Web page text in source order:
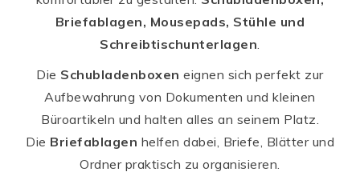
Briefablagen, Mousepads, Stühle und
Schreibtischunterlagen
Die Schubladenboxen eignen sich perfekt zur
Aufbewahrung von Dokumenten und kleinen
Büroartikeln und halten alles an seinem Platz.
Die Briefablagen helfen dabei, Briefe, Blätter und
Ordner praktisch zu organisieren.